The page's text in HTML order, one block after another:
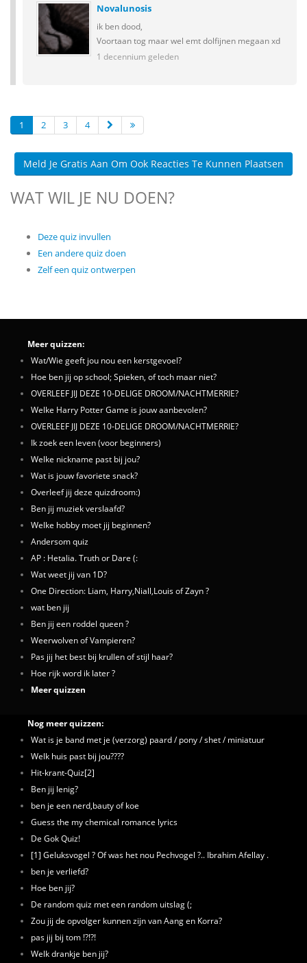
Novalunosis
ik ben dood,
Voortaan tog maar wel emt dolfijnen megaan xd
1 decennium geleden
1 2 3 4
Meld Je Gratis Aan Om Ook Reacties Te Kunnen Plaatsen
WAT WIL JE NU DOEN?
Deze quiz invullen
Een andere quiz doen
Zelf een quiz ontwerpen
Meer quizzen:
Wat/Wie geeft jou nou een kerstgevoel?
Hoe ben jij op school; Spieken, of toch maar niet?
OVERLEEF JIJ DEZE 10-DELIGE DROOM/NACHTMERRIE?
Welke Harry Potter Game is jouw aanbevolen?
OVERLEEF JIJ DEZE 10-DELIGE DROOM/NACHTMERRIE?
Ik zoek een leven (voor beginners)
Welke nickname past bij jou?
Wat is jouw favoriete snack?
Overleef jij deze quizdroom:)
Ben jij muziek verslaafd?
Welke hobby moet jij beginnen?
Andersom quiz
AP : Hetalia. Truth or Dare (:
Wat weet jij van 1D?
One Direction: Liam, Harry,Niall,Louis of Zayn ?
wat ben jij
Ben jij een roddel queen ?
Weerwolven of Vampieren?
Pas jij het best bij krullen of stijl haar?
Hoe rijk word ik later ?
Meer quizzen
Nog meer quizzen:
Wat is je band met je (verzorg) paard / pony / shet / miniatuur
Welk huis past bij jou????
Hit-krant-Quiz[2]
Ben jij lenig?
ben je een nerd,bauty of koe
Guess the my chemical romance lyrics
De Gok Quiz!
[1] Geluksvogel ? Of was het nou Pechvogel ?.. Ibrahim Afellay .
ben je verliefd?
Hoe ben jij?
De random quiz met een random uitslag (;
Zou jij de opvolger kunnen zijn van Aang en Korra?
pas jij bij tom !?!?!
Welk drankje ben jij?